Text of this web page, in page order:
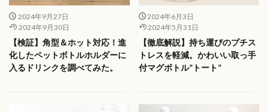
2024年9月27日
2024年9月30日
【検証】角型＆ホット対応！進
化したペットボトルホルダーに
入るドリンクを調べてみた。
2024年6月3日
2024年5月31日
【徹底解説】持ち運びのプチス
トレスを軽減。かわいい取っ手
付マグボトル”トート”